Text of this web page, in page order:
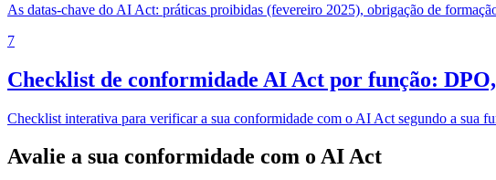
As datas-chave do AI Act: práticas proibidas (fevereiro 2025), obrigação de
7
Checklist de conformidade AI Act por função:
Checklist interativa para verificar a sua conformidade com o AI Act segundo a sua
Avalie a sua conformidade com o AI Act